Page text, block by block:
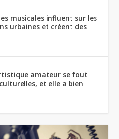
musicales influent sur les
urbaines et créent des
amateur se fout
et elle a bien